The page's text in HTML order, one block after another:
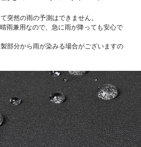
突然の雨の予測はできません。
雨兼用なので、急に雨が降っても安心で
部分から雨が染みる場合がございますの